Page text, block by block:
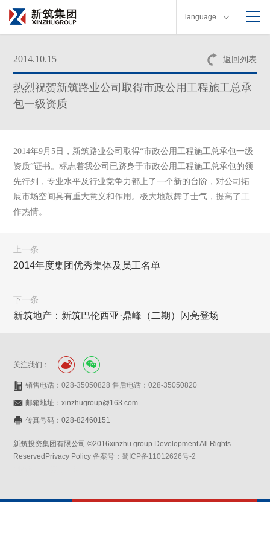
language
返回列表
2014.10.15
热烈祝贺新筑路业公司取得市政公用工程施工总承
包一级资质
2014年9月5日，新筑路业公司取得“市政公用工程施工总承包一级
资质”证书。标志着我公司已跻身于市政公用工程施工总承包的领
先行列，专业水平及行业竞争力都上了一个新的台阶，对公司拓
展市场空间具有重大意义和作用。极大地鼓舞了士气，提高了工
作热情。
上一条
2014年度集团优秀集体及员工名单
下一条
新筑地产：新筑巴伦西亚·鼎峰（二期）闪亮登场
关注我们：
销售电话：028-35050828 售后电话：028-35050820
邮箱地址：xinzhugroup@163.com
传真号码：028-82460151
新筑投资集团有限公司 ©2016xinzhu group Development All Rights
ReservedPrivacy Policy备案号：蜀ICP备11012626号-2